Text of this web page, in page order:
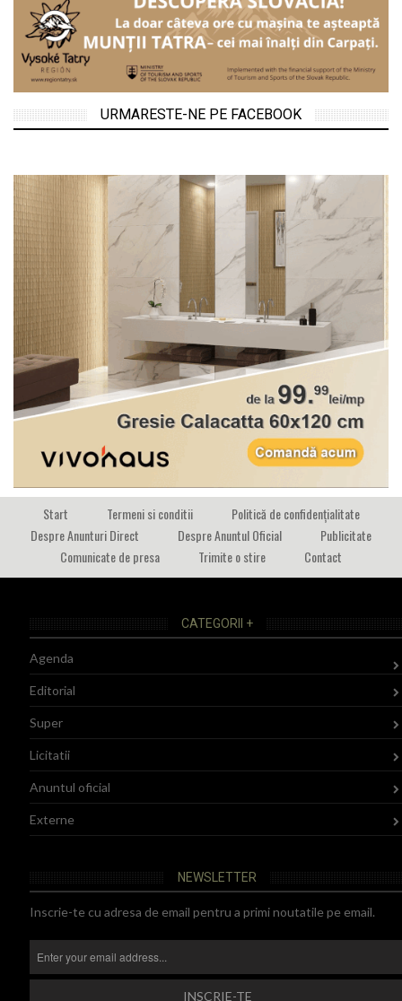
URMARESTE-NE PE FACEBOOK
Start Termeni si conditii
Politică de confidențialitate
Despre Anunturi Direct
Despre Anuntul Oficial
Publicitate
Comunicate de presa
Trimite o stire Contact
CATEGORII +
Agenda
Editorial
Super
Licitatii
Anuntul oficial
Externe
NEWSLETTER
Inscrie-te cu adresa de email pentru a primi noutatile pe email.